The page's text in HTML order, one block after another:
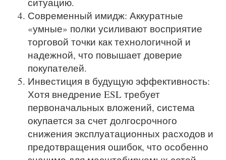
Современный имидж: Аккуратные
«умные» полки усиливают восприятие
торговой точки как технологичной и
надежной, что повышает доверие
покупателей.
Инвестиция в будущую эффективность:
Хотя внедрение ESL требует
первоначальных вложений, система
окупается за счет долгосрочного
снижения эксплуатационных расходов и
предотвращения ошибок, что особенно